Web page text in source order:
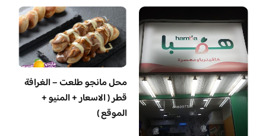
محل مانجو طلعت – الغرافة
قطر ( الاسعار + المنيو +
الموقع )